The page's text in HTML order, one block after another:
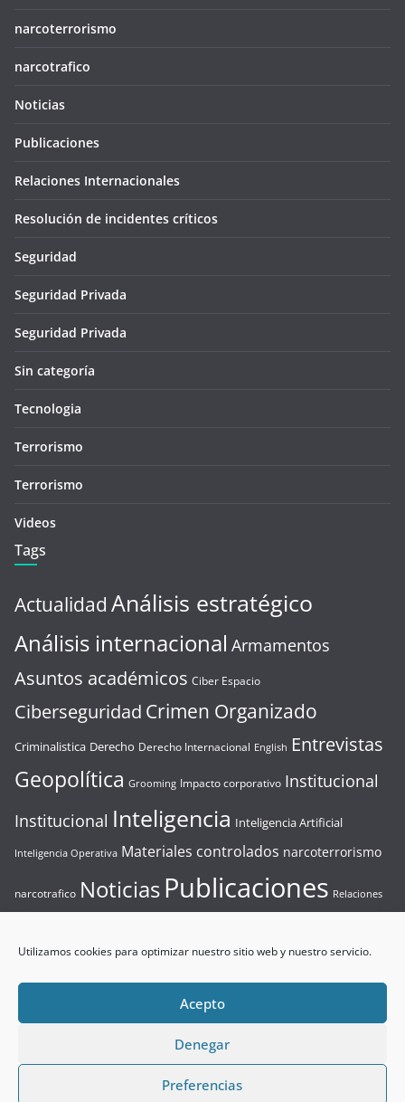
Utilizamos cookies para optimizar nuestro sitio web y nuestro servicio.
Acepto
Denegar
Preferencias
narcoterrorismo
narcotrafico
Noticias
Publicaciones
Relaciones Internacionales
Resolución de incidentes críticos
Seguridad
Seguridad Privada
Seguridad Privada
Sin categoría
Tecnologia
Terrorismo
Terrorismo
Videos
Tags
Actualidad Análisis estratégico
Análisis internacional Armamentos
Asuntos académicos Ciber Espacio
Ciberseguridad Crimen Organizado
Criminalistica Derecho Derecho Internacional English Entrevistas
Geopolítica Grooming Impacto corporativo Institucional
Institucional Inteligencia Inteligencia Artificial
Inteligencia Operativa Materiales controlados narcoterrorismo
narcotrafico NoticiasPublicaciones Relaciones
Terrorismo
El Analista. Todos los derechos reservados.